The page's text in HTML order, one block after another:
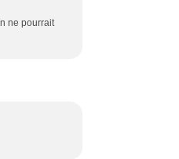
ne pourrait